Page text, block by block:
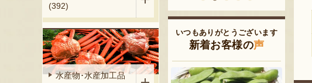
(392)
水産物･水産加工品
いつもありがとうございます
新着お客様の声